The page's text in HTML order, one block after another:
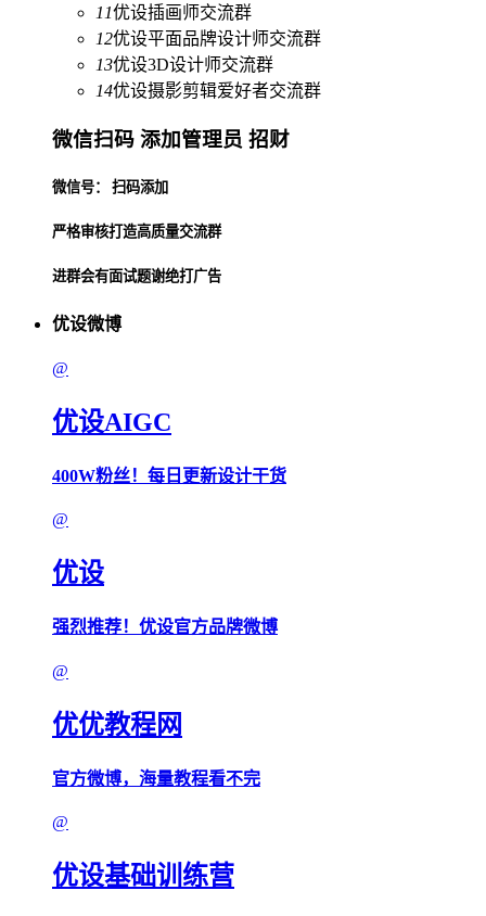
11优设插画师交流群
12优设平面品牌设计师交流群
13优设3D设计师交流群
14优设摄影剪辑爱好者交流群
微信扫码 添加管理员 招财
微信号： 扫码添加
严格审核打造高质量交流群
进群会有面试题谢绝打广告
优设微博
@
优设AIGC
400W粉丝！每日更新设计干货
@
优设
强烈推荐！优设官方品牌微博
@
优优教程网
官方微博，海量教程看不完
@
优设基础训练营